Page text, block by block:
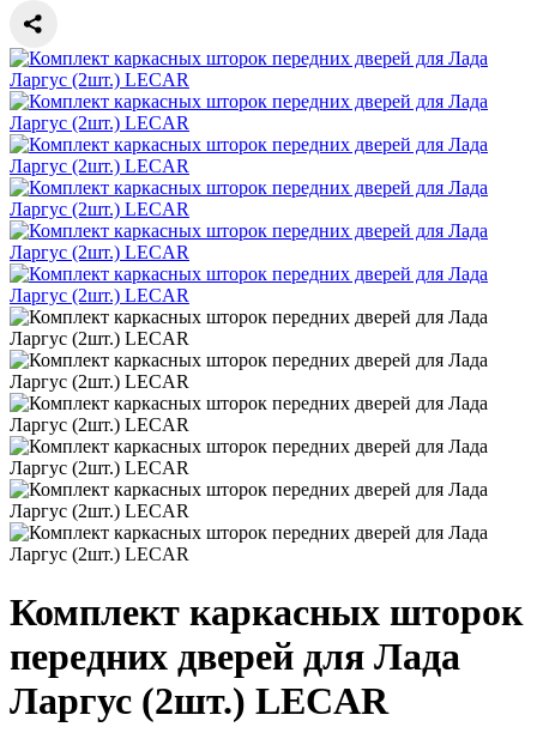
Комплект каркасных шторок
передних дверей для Лада
Ларгус (2шт.) LECAR